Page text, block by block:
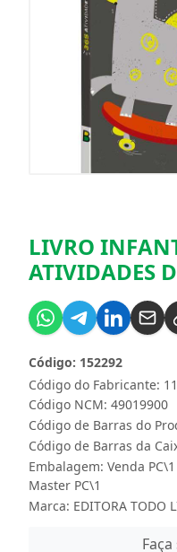
LIVRO
ATIVIDADES
Código do Fabricante:
Código: 152292
Código NCM: 49019900
Código de Barras do
Código de Barras da
Embalagem: Venda PC\1
Master PC\1
Marca: EDITORA TODO